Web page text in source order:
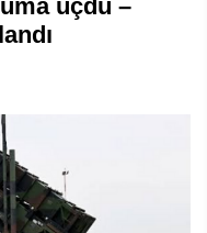
uçdu –